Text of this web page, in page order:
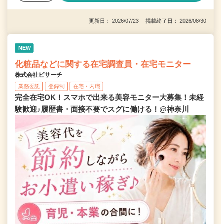
更新日： 2026/07/23 掲載終了日： 2026/08/30
NEW
化粧品などに関する在宅調査員・在宅モニター
株式会社ビサーチ
業務委託 登録制 在宅・内職
完全在宅OK！スマホで出来る美容モニター大募集！未経
験歓迎♪履歴書・面接不要でスグに働ける！@神奈川